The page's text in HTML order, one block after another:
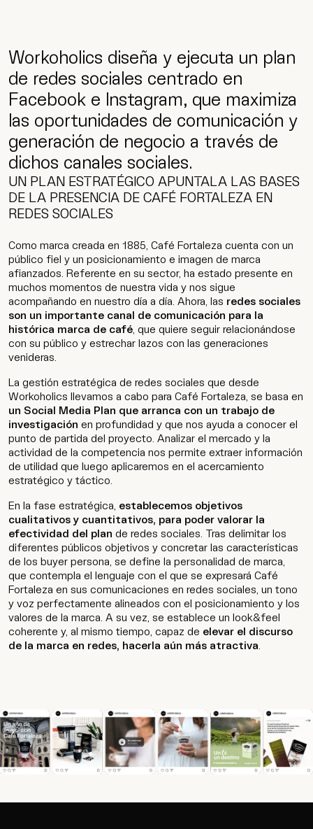
Workoholics diseña y ejecuta un plan
de redes sociales centrado en
Facebook e Instagram, que maximiza
las oportunidades de comunicación y
generación de negocio a través de
dichos canales sociales.
UN PLAN ESTRATÉGICO APUNTALA LAS BASES
DE LA PRESENCIA DE CAFÉ FORTALEZA EN
REDES SOCIALES
Como marca creada en 1885, Café Fortaleza cuenta con un
público fiel y un posicionamiento e imagen de marca
afianzados. Referente en su sector, ha estado presente en
muchos momentos de nuestra vida y nos sigue
acompañando en nuestro día a día. Ahora, las redes sociales
son un importante canal de comunicación para la
histórica marca de café, que quiere seguir relacionándose
con su público y estrechar lazos con las generaciones
venideras.
La gestión estratégica de redes sociales que desde
Workoholics llevamos a cabo para Café Fortaleza, se basa en
un Social Media Plan que arranca con un trabajo de
investigación en profundidad y que nos ayuda a conocer el
punto de partida del proyecto. Analizar el mercado y la
actividad de la competencia nos permite extraer información
de utilidad que luego aplicaremos en el acercamiento
estratégico y táctico.
En la fase estratégica, establecemos objetivos
cualitativos y cuantitativos, para poder valorar la
efectividad del plan de redes sociales. Tras delimitar los
diferentes públicos objetivos y concretar las características
de los buyer persona, se define la personalidad de marca,
que contempla el lenguaje con el que se expresará Café
Fortaleza en sus comunicaciones en redes sociales, un tono
y voz perfectamente alineados con el posicionamiento y los
valores de la marca. A su vez, se establece un look&feel
coherente y, al mismo tiempo, capaz de elevar el discurso
de la marca en redes, hacerla aún más atractiva.